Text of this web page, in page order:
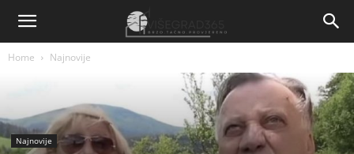
Home Najnovije
Najnovije